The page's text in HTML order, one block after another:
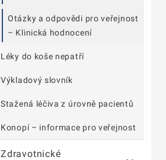
Otázky a odpovědi pro veřejnost
– Klinická hodnocení
Léky do koše nepatří
Výkladový slovník
Stažená léčiva z úrovně pacientů
Konopí – informace pro veřejnost
Zdravotnické